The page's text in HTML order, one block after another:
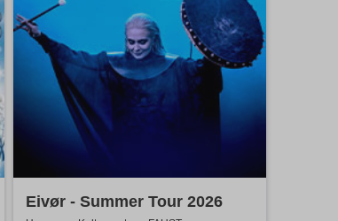
Eivør - Summer Tour 2026